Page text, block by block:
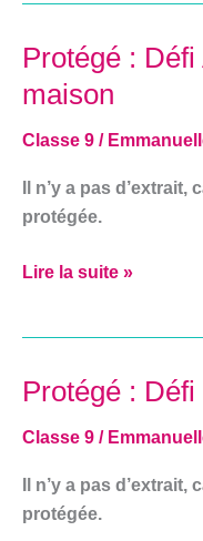
Protégé :
maison
Classe 9 /
Il n’y a pas
protégée.
Protégé :
Art
:
musée
à
maison
Lire la suite »
Protégé :
Classe 9 /
Il n’y a pas
protégée.
Protégé :
avion
papier!